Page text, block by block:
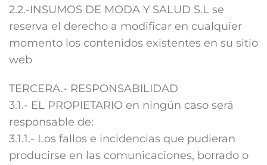
2.2.-INSUMOS DE MODA Y SALUD S.L se
reserva el derecho a modificar en cualquier
momento los contenidos existentes en su sitio
web
TERCERA.- RESPONSABILIDAD
3.1.- EL PROPIETARIO en ningún caso será
responsable de:
3.1.1.- Los fallos e incidencias que pudieran
producirse en las comunicaciones, borrado o